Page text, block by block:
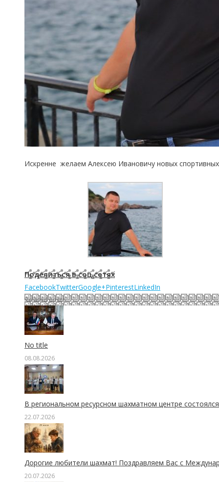
Искренне желаем Алексею Ивановичу новых
Поделиться в соц.сетях
FacebookTwitterGoogle+PinterestLinkedIn
Related posts
No title
08.08.2026
В региональном ресурсном шахматном центре
22.07.2026
Дорогие любители шахмат! Поздравляем Вас с
20.07.2026